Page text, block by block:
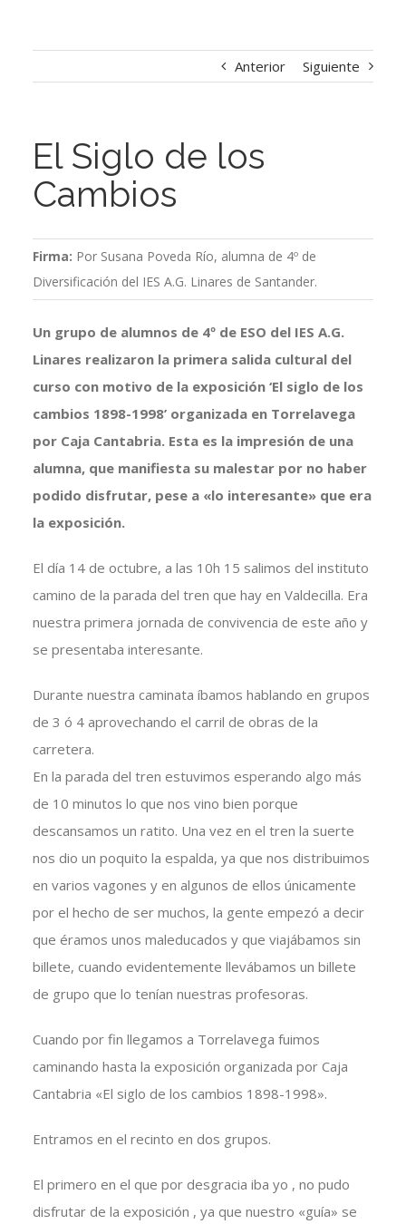
Anterior Siguiente
El Siglo de los
Cambios
Firma: Por Susana Poveda Río, alumna de 4º de
Diversificación del IES A.G. Linares de Santander.
Un grupo de alumnos de 4º de ESO del IES A.G.
Linares realizaron la primera salida cultural del
curso con motivo de la exposición ‘El siglo de los
cambios 1898-1998’ organizada en Torrelavega
por Caja Cantabria. Esta es la impresión de una
alumna, que manifiesta su malestar por no haber
podido disfrutar, pese a «lo interesante» que era
la exposición.
El día 14 de octubre, a las 10h 15 salimos del instituto
camino de la parada del tren que hay en Valdecilla. Era
nuestra primera jornada de convivencia de este año y
se presentaba interesante.
Durante nuestra caminata íbamos hablando en grupos
de 3 ó 4 aprovechando el carril de obras de la
carretera.
En la parada del tren estuvimos esperando algo más
de 10 minutos lo que nos vino bien porque
descansamos un ratito. Una vez en el tren la suerte
nos dio un poquito la espalda, ya que nos distribuimos
en varios vagones y en algunos de ellos únicamente
por el hecho de ser muchos, la gente empezó a decir
que éramos unos maleducados y que viajábamos sin
billete, cuando evidentemente llevábamos un billete
de grupo que lo tenían nuestras profesoras.
Cuando por fin llegamos a Torrelavega fuimos
caminando hasta la exposición organizada por Caja
Cantabria «El siglo de los cambios 1898-1998».
Entramos en el recinto en dos grupos.
El primero en el que por desgracia iba yo , no pudo
disfrutar de la exposición , ya que nuestro «guía» se